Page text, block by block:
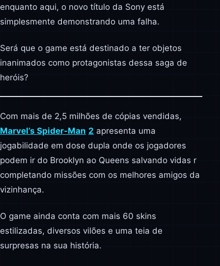
enquanto aqui, o novo título da Sony está
simplesmente demonstrando uma falha.
Será que o game está destinado a ter objetos
inanimados como protagonistas dessa saga de
heróis?
Com mais de 2,5 milhões de cópias vendidas,
Marvel’s Spider-Man 2 apresenta uma
jogabilidade em dose dupla onde os jogadores
podem ir do Brooklyn ao Queens salvando vidas r
completando missões com os melhores amigos da
vizinhança.
O game ainda conta com mais 60 skins
estilizadas, diversos vilões e uma teia de
surpresas na sua história.